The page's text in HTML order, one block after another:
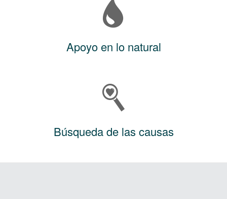
Apoyo en lo natural
Búsqueda de las causas